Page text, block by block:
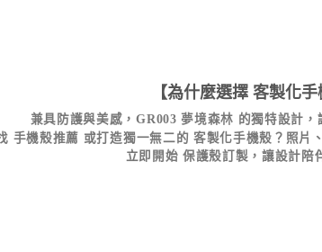
【為什麼選擇 客製化手
兼具防護與美感，GR003 夢境森林 的獨特設計，
手機殼推薦 或打造獨一無二的 客製化手機殼 ？照片
立即開始 保護殼訂製 ，讓設計陪